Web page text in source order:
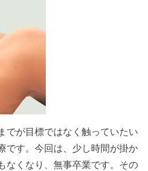
でが目標ではなく触っていたい
です。今回は、少し時間が掛か
なくなり、無事卒業です。その